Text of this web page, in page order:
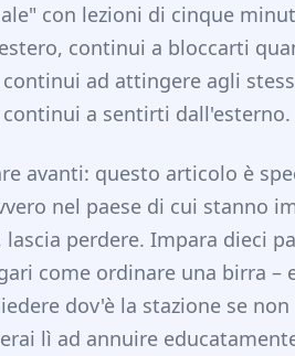
con lezioni di cinque
continui a bloccarti
ad attingere agli
a sentirti dall'esterno.
avanti: questo articolo è
nel paese di cui stanno
perdere. Impara dieci
come ordinare una birra –
dov'è la stazione se
lì ad annuire